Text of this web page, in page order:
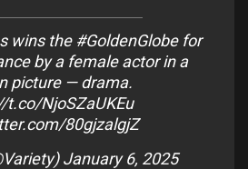
wins the #GoldenGlobefor
by a female actor in a
picture — drama.
t.co/NjoSZaUKEu
80gjzalgjZ
January 6, 2025